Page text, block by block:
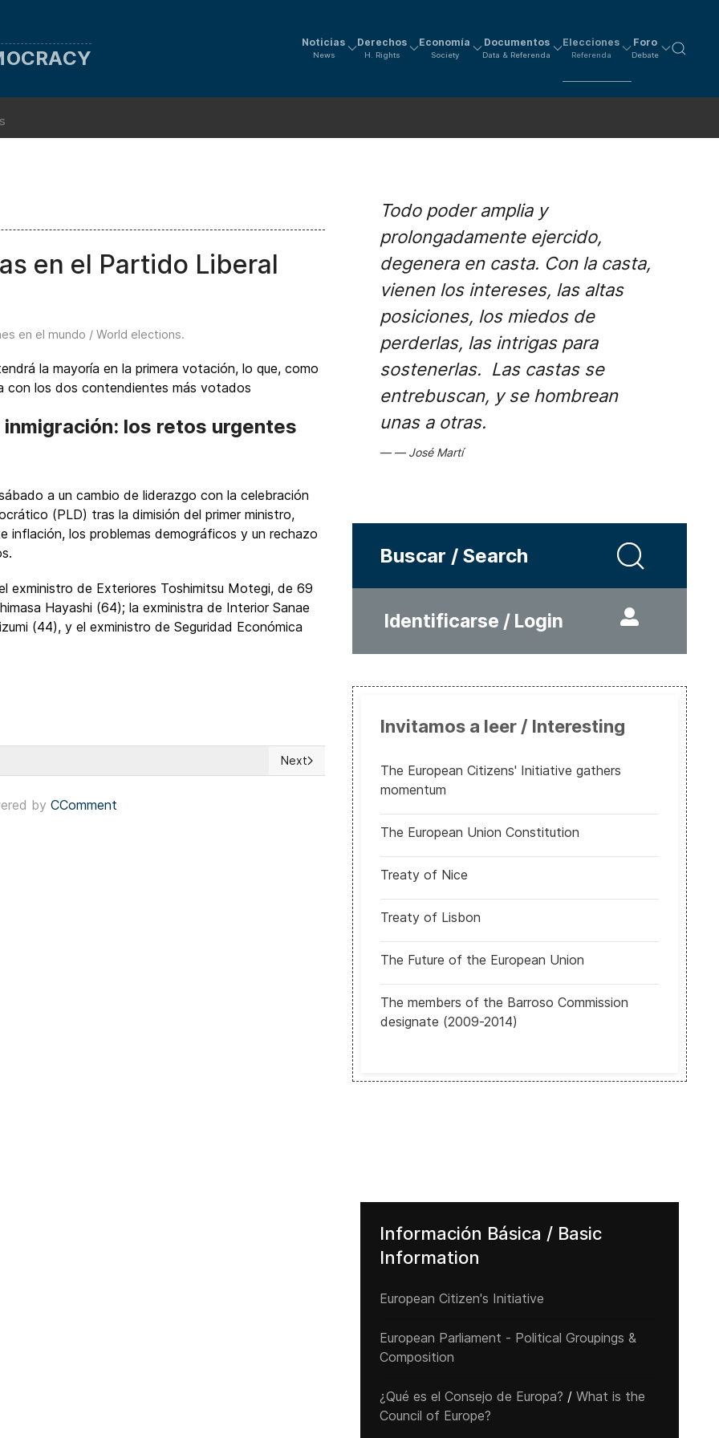
Noticias
News
Derechos
H. Rights
Economía
Society
Documentos
Data & Referenda
Elecciones
Referenda
Foro
Debate
en el Partido Liberal
en el mundo / World elections.
la mayoría en la primera votación, lo que, como
con los dos contendientes más votados
los retos urgentes
a un cambio de liderazgo con la celebración
(PLD) tras la dimisión del primer ministro,
inflación, los problemas demográficos y un rechazo
exministro de Exteriores Toshimitsu Motegi, de 69
Hayashi (64); la exministra de Interior Sanae
(44), y el exministro de Seguridad Económica
Gobierno de Javier Milei Next article: Costa Rica: Comenzó campaña electoral rumbo a los comicios
Next
byCComment
Todo poder amplia y
prolongadamente ejercido,
degenera en casta. Con la casta,
vienen los intereses, las altas
posiciones, los miedos de
perderlas, las intrigas para
sostenerlas. Las castas se
entrebuscan, y se hombrean
unas a otras.
José Martí
Buscar / Search
Identificarse / Login
Invitamos a leer / Interesting
The European Citizens' Initiative gathers
momentum
The European Union Constitution
Treaty of Nice
Treaty of Lisbon
The Future of the European Union
The members of the Barroso Commission
designate (2009-2014)
Información Básica / Basic
Information
European Citizen's Initiative
European Parliament - Political Groupings &
Composition
¿Qué es el Consejo de Europa? / What is the
Council of Europe?